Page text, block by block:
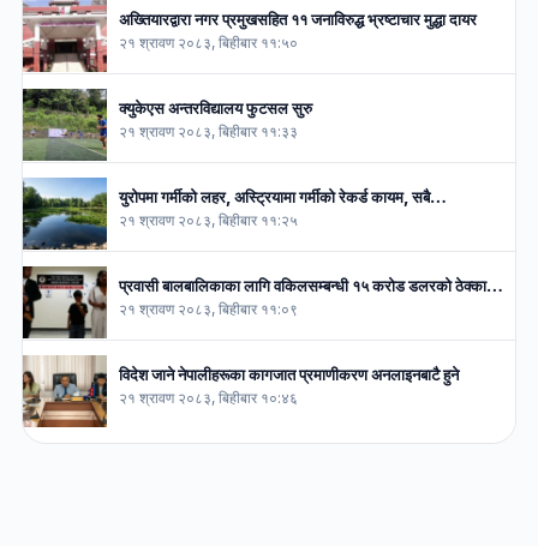
अख्तियारद्वारा नगर प्रमुखसहित ११ जनाविरुद्ध भ्रष्टाचार मुद्धा दायर
२१ श्रावण २०८३, बिहीबार ११:५०
क्युकेएस अन्तरविद्यालय फुटसल सुरु
२१ श्रावण २०८३, बिहीबार ११:३३
युरोपमा गर्मीको लहर, अस्ट्रियामा गर्मीको रेकर्ड कायम, सबै…
२१ श्रावण २०८३, बिहीबार ११:२५
प्रवासी बालबालिकाका लागि वकिलसम्बन्धी १५ करोड डलरको ठेक्का…
२१ श्रावण २०८३, बिहीबार ११:०९
विदेश जाने नेपालीहरूका कागजात प्रमाणीकरण अनलाइनबाटै हुने
२१ श्रावण २०८३, बिहीबार १०:४६